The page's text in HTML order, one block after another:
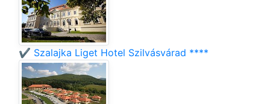
✔️ Szalajka Liget Hotel Szilvásvárad ****